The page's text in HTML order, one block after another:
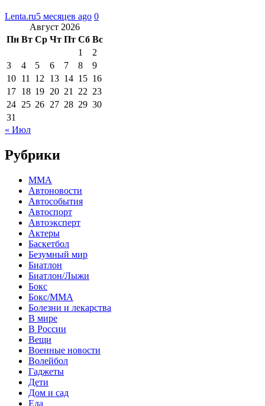
Lenta.ru5 месяцев ago 0
Август 2026
Пн Вт Ср Чт Пт Сб Вс
1
2
3
4 5 6 7 8
9
10 11 12 13 14 15 16
17 18 19 20 21 22 23
24 25 26 27 28 29 30
31
« Июл
Рубрики
MMA
Автоновости
Автособытия
Автоспорт
Автоэксперт
Актеры
Баскетбол
Безумный мир
Биатлон
Биатлон/Лыжи
Бокс
Бокс/MMA
Болезни и лекарства
В мире
В России
Вещи
Военные новости
Волейбол
Гаджеты
Дети
Дом и сад
Еда